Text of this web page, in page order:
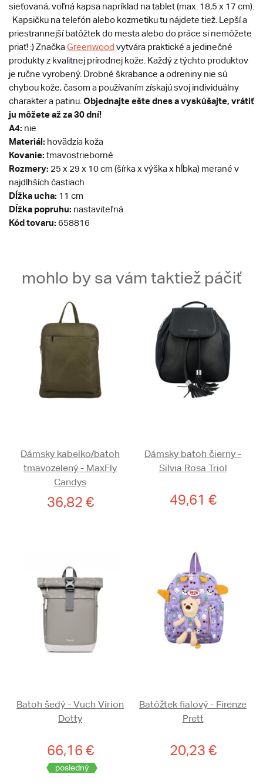
sieťovaná, voľná kapsa napríklad na tablet (max. 18,5 x 17 cm).
Kapsičku na telefón alebo kozmetiku tu nájdete tiež. Lepší a
priestrannejší batôžtek do mesta alebo do práce si nemôžete
priať! :) Značka Greenwood vytvára praktické a jedinečné
produkty z kvalitnej prírodnej kože. Každý z týchto produktov
je ručne vyrobený. Drobné škrabance a odreniny nie sú
chybou kože, časom a používaním získajú svoj individuálny
charakter a patinu. Objednajte ešte dnes a vyskúšajte, vrátiť
ju môžete až za 30 dní!
A4: nie
Materiál: hovädzia koža
Kovanie: tmavostrieborné
Rozmery: 25 x 29 x 10 cm (šírka x výška x hĺbka) merané v
najdlhších častiach
Dĺžka ucha: 11 cm
Dĺžka popruhu: nastaviteľná
Kód tovaru: 658816
mohlo by sa vám taktiež páčiť
Dámsky kabelko/batoh
tmavozelený - MaxFly
Candys
36,82 €
Dámsky batoh čierny -
Silvia Rosa Triol
49,61 €
Batoh šedý - Vuch Virion
Dotty
66,16 €
posledný
Batôžtek fialový - Firenze
Prett
20,23 €